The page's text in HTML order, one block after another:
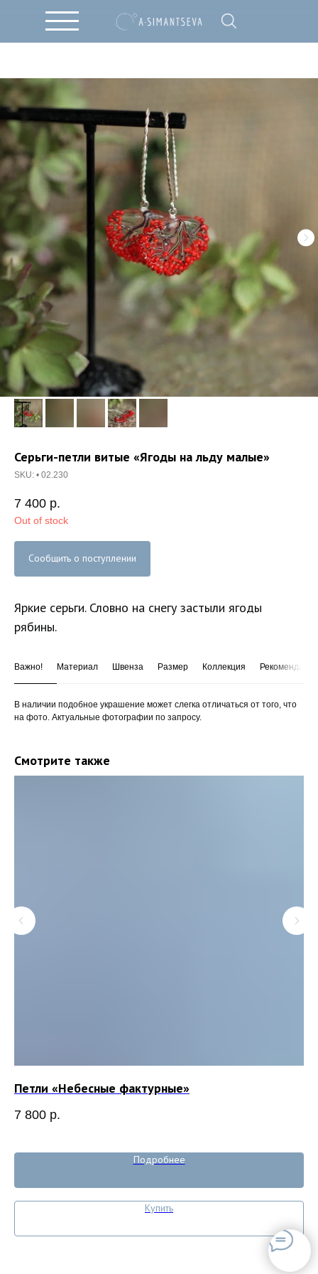
Серьги-петли витые «Ягоды на льду малые»
SKU: • 02.230
7 400 р.
Out of stock
Сообщить о поступлении
Яркие серьги. Словно на снегу застыли ягоды
рябины.
Важно! Материал Швенза Размер Коллекция
В наличии подобное украшение может слегка отличаться от того, что
на фото. Актуальные фотографии по запросу.
Смотрите также
Петли «Небесные фактурные»
7 800 р.
Подробнее
Купить